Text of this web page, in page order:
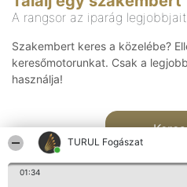
TURUL Fogászat
01:34
A rangsor az iparág
Szakembert keres a közelébe?
keresőmotorunkat. Csak a
használja!